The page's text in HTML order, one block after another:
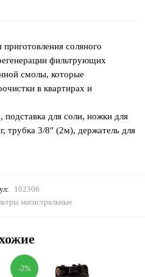
соляного
фильтрующих
смолы, которые
в квартирах и
подставка для соли, ножки для
трубка 3/8″ (2м), держатель для
102306
магистральные
-2%